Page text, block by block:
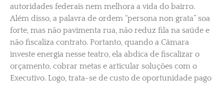
autoridades federais nem melhora a vida do bairro.
Além disso, a palavra de ordem “persona non grata” soa
forte, mas não pavimenta rua, não reduz fila na saúde e
não fiscaliza contrato. Portanto, quando a Câmara
investe energia nesse teatro, ela abdica de fiscalizar o
orçamento, cobrar metas e articular soluções com o
Executivo. Logo, trata-se de custo de oportunidade pago